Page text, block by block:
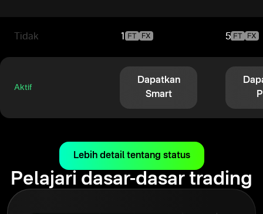
Tidak 5
Aktif
Dapatkan
Smart
Lebih detail tentang status
Pelajari dasar-dasar trading